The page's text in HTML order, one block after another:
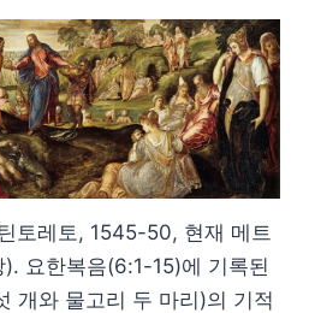
토레토, 1545-50, 현재 메트
). 요한복음(6:1-15)에 기록된
개와 물고리 두 마리)의 기적